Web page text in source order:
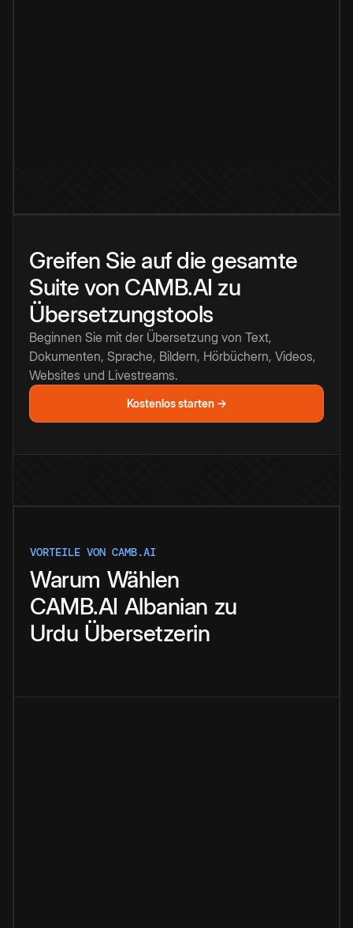
Greifen Sie auf die gesamte
Suite von CAMB.AI zu
Übersetzungstools
Beginnen Sie mit der Übersetzung von Text,
Dokumenten, Sprache, Bildern, Hörbüchern, Videos,
Websites und Livestreams.
Kostenlos starten →
VORTEILE VON CAMB.AI
Warum Wählen
CAMB.AI Albanian zu
Urdu Übersetzerin